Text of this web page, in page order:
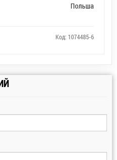
Польша
Код: 1074485-6